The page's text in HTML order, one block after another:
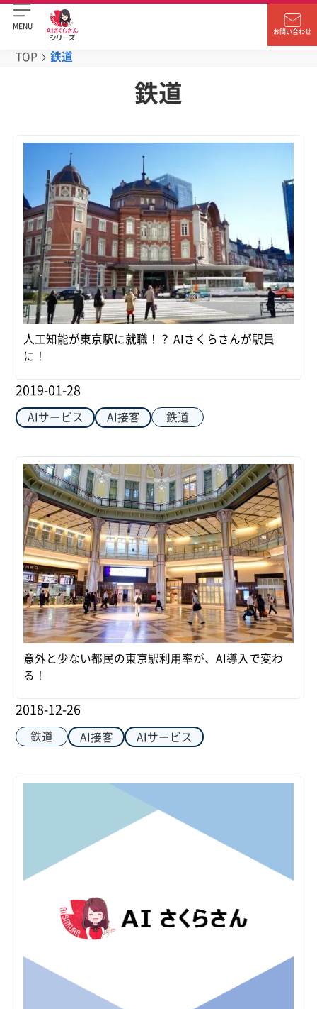
MENU
お問い合わせ
TOP 鉄道
鉄道
人工知能が東京駅に就職！？ AIさくらさんが駅員
に！
2019-01-28
AIサービス AI接客 鉄道
意外と少ない都民の東京駅利用率が、AI導入で変わ
る！
2018-12-26
鉄道 AI接客 AIサービス